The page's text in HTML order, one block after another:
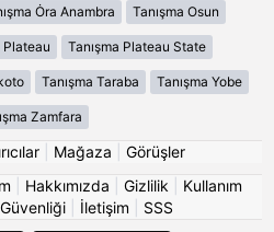
Ȯra Anambra Tanışma Osun
Plateau Tanışma Plateau State
Tanışma Taraba Tanışma Yobe
Zamfara
Mağaza
Görüşler
Hakkımızda Gizlilik
Kullanım
| İletişim SSS